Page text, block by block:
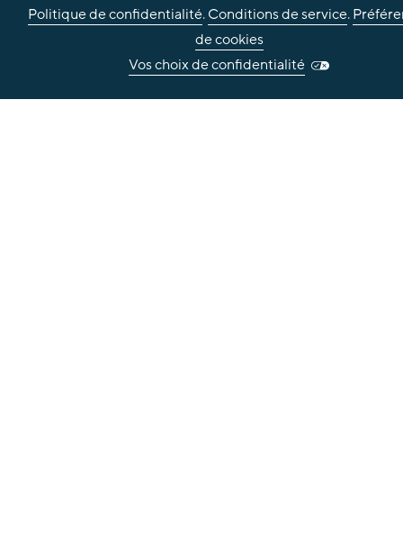
Politique de confidentialité.Conditions de service.
de cookies
Vos choix de confidentialité